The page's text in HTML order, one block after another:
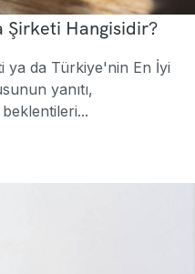
Şirketi Hangisidir?
ya da Türkiye'nin En İyi
yanıtı,
beklentileri...